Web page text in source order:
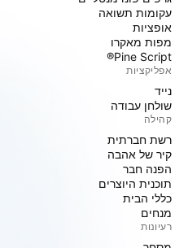
עקומות תשואה
אופציות
מפות מאקרו
Pine Script®
אפליקציות
נייד
שולחן עבודה
קהילה
רשת חברתית
קיר של אהבה
הפנה חבר
תוכנית היוצרים
כללי הבית
מנחים
רעיונות